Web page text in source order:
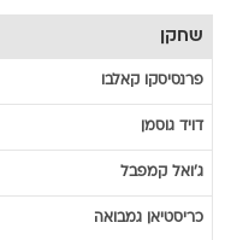
שחקן
פרנסיסקו קאלבו
דויד גוסמן
ג'ואל קמפבל
כריסטיאן גמבואה